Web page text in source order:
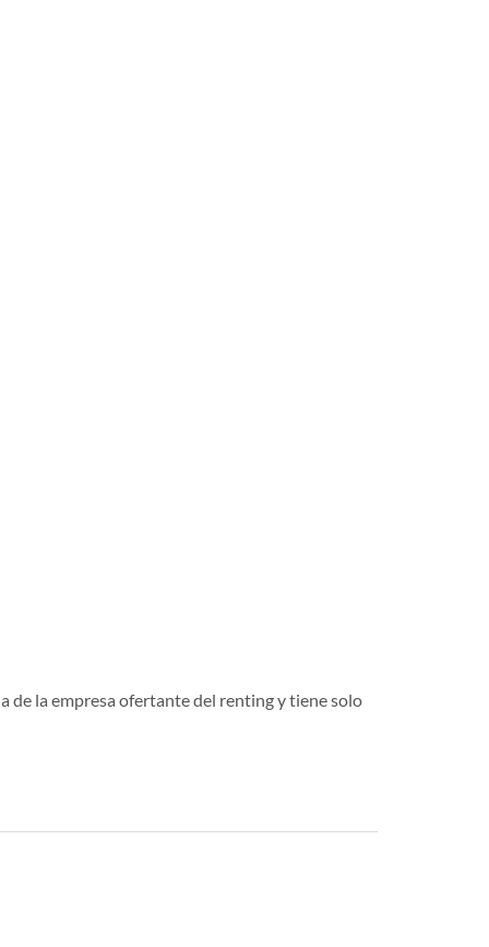
de la empresa ofertante del renting y tiene solo